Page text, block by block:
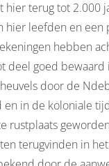
hier terug tot 2.000
hier leefden en een
hebben
deel goed bewaard
door de
en in de koloniale
rustplaats
terugvinden in